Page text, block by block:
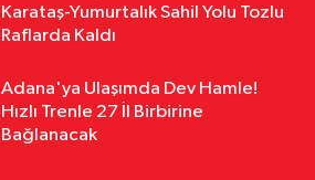
Karataş-Yumurtalık Sahil Yolu Tozlu
Raflarda Kaldı
Adana'ya Ulaşımda Dev Hamle!
Hızlı Trenle 27 İl Birbirine
Bağlanacak